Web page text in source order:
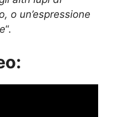
o un’espressione
“.